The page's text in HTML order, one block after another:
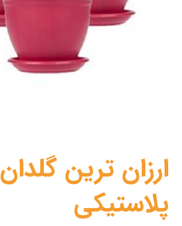
ارزان ترین گلدان
پلاستیکی